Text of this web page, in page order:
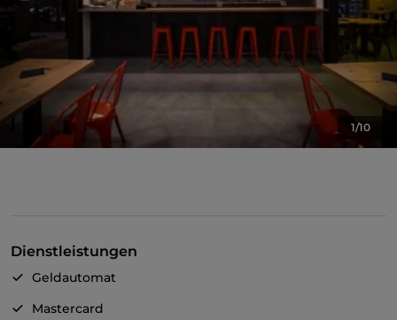
1/10
Dienstleistungen
Geldautomat
Mastercard